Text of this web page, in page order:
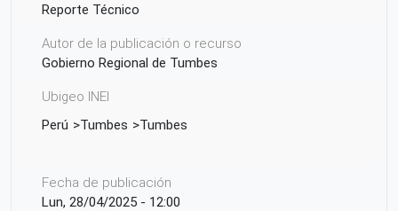
Reporte Técnico
Autor de la publicación o recurso
Gobierno Regional de Tumbes
Ubigeo INEI
Perú
Tumbes Tumbes
Fecha de publicación
Lun, 28/04/2025 - 12:00